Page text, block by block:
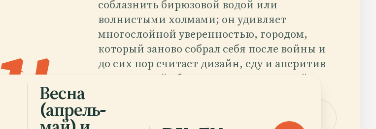
н.
соблазнить бирюзовой водой или
волнистыми холмами; он удивляет
многослойной уверенностью, городом,
который заново собрал себя после войны и
до сих пор считает дизайн, еду и аперитив
гражданской обязанностью, а не модой.
карту
Весна
(апрель-